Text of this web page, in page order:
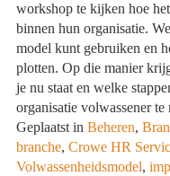
workshop te kijken hoe
binnen hun organisatie.
model kunt gebruiken en
plotten. Op die manier
je nu staat en welke
organisatie volwassener te
Geplaatst in Beheren,
branche,Crowe HR
Volwassenheidsmodel,